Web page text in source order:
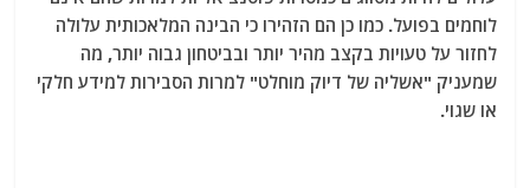
לוחמים בפועל. כמו כן הם הזהירו כי הבינה המלאכותית עלולה
לחזור על טעויות בקצב מהיר יותר ובביטחון גבוה יותר, מה
שמעניק "אשליה של דיוק מוחלט" למרות הסבירות למידע חלקי
או שגוי.